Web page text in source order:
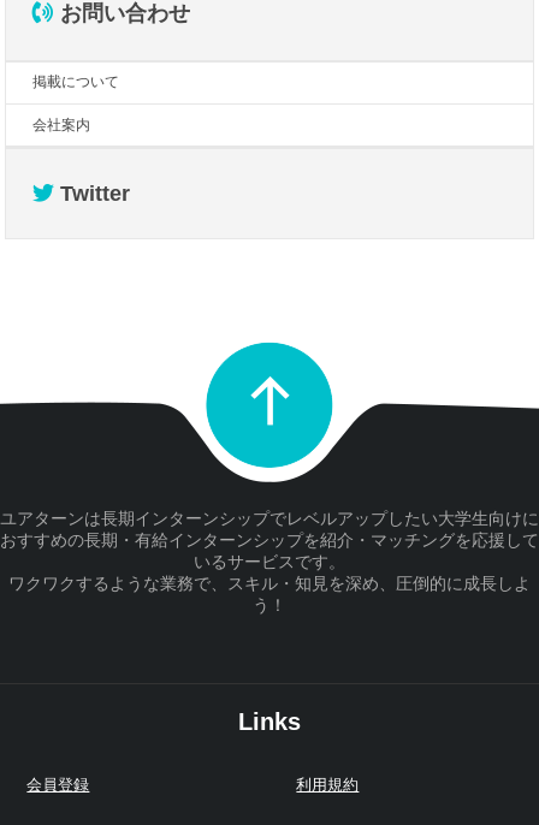
お問い合わせ
掲載について
会社案内
Twitter
ユアターンは長期インターンシップでレベルアップしたい大学生向けに
おすすめの長期・有給インターンシップを紹介・マッチングを応援して
いるサービスです。
ワクワクするような業務で、スキル・知見を深め、圧倒的に成長しよ
う！
Links
会員登録 利用規約